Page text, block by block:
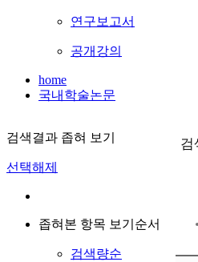
연구보고서
공개강의
home
국내학술논문
검색결과 좁혀 보기
선택해제
좁혀본 항목 보기순서
검색량순
검